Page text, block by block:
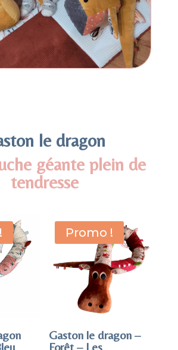
le dragon
géante plein de
tendresse
Promo !
Gaston le dragon –
Forêt – Les